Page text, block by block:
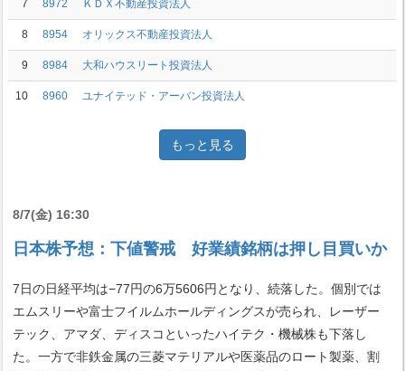
7 8972 ＫＤＸ不動産投資法人
8 8954 オリックス不動産投資法人
9 8984 大和ハウスリート投資法人
10 8960 ユナイテッド・アーバン投資法人
もっと見る
8/7(金) 16:30
日本株予想：下値警戒 好業績銘柄は押し目買いか
7日の日経平均は−77円の6万5606円となり、続落した。個別では
エムスリーや富士フイルムホールディングスが売られ、レーザー
テック、アマダ、ディスコといったハイテク・機械株も下落し
た。一方で非鉄金属の三菱マテリアルや医薬品のロート製薬、割